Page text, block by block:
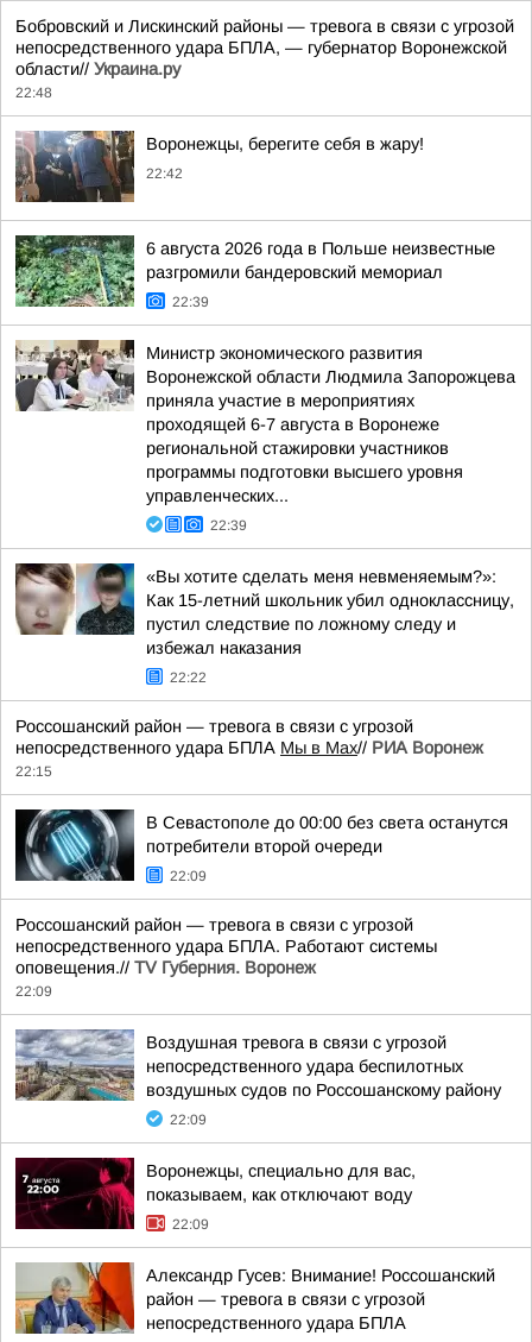
Бобровский и Лискинский районы — тревога в связи с угрозой
непосредственного удара БПЛА, — губернатор Воронежской
области// Украина.ру
22:48
Воронежцы, берегите себя в жару!
22:42
6 августа 2026 года в Польше неизвестные
разгромили бандеровский мемориал
22:39
Министр экономического развития
Воронежской области Людмила Запорожцева
приняла участие в мероприятиях
проходящей 6-7 августа в Воронеже
региональной стажировки участников
программы подготовки высшего уровня
управленческих...
22:39
«Вы хотите сделать меня невменяемым?»:
Как 15-летний школьник убил одноклассницу,
пустил следствие по ложному следу и
избежал наказания
22:22
Россошанский район — тревога в связи с угрозой
непосредственного удара БПЛА Мы в Мах// РИА Воронеж
22:15
В Севастополе до 00:00 без света останутся
потребители второй очереди
22:09
Россошанский район — тревога в связи с угрозой
непосредственного удара БПЛА. Работают системы
оповещения.// TV Губерния. Воронеж
22:09
Воздушная тревога в связи с угрозой
непосредственного удара беспилотных
воздушных судов по Россошанскому району
22:09
Воронежцы, специально для вас,
показываем, как отключают воду
22:09
Александр Гусев: Внимание! Россошанский
район — тревога в связи с угрозой
непосредственного удара БПЛА